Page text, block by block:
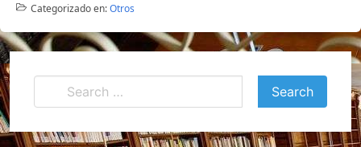
Categorizado en:Otros